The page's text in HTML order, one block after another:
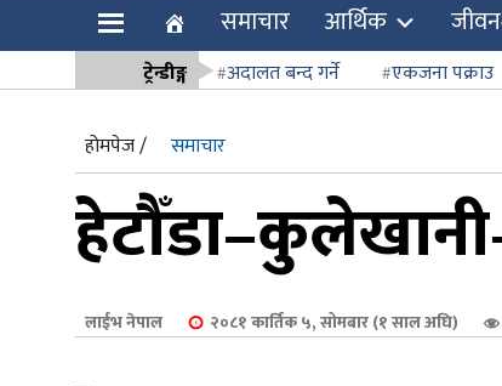
समाचार आर्थिक
ट्रेन्डीङ्ग अदालत बन्द गर्ने एकजना पक्राउ
होमपेज /
समाचार
लाईभ नेपाल २०८१ कार्तिक ५, सोमबार (१ साल अघि)